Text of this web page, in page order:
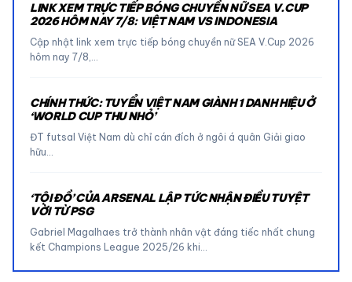
LINK XEM TRỰC TIẾP BÓNG CHUYỀN NỮ SEA V.CUP
2026 HÔM NAY 7/8: VIỆT NAM VS INDONESIA
Cập nhật link xem trực tiếp bóng chuyền nữ SEA V.Cup 2026
hôm nay 7/8,…
CHÍNH THỨC: TUYỂN VIỆT NAM GIÀNH 1 DANH HIỆU Ở
‘WORLD CUP THU NHỎ’
ĐT futsal Việt Nam dù chỉ cán đích ở ngôi á quân Giải giao
hữu…
‘TỘI ĐỒ’ CỦA ARSENAL LẬP TỨC NHẬN ĐIỀU TUYỆT
VỜI TỪ PSG
Gabriel Magalhaes trở thành nhân vật đáng tiếc nhất chung
kết Champions League 2025/26 khi…